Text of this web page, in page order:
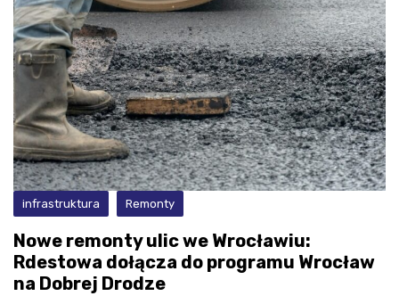
infrastruktura Remonty
Nowe remonty ulic we Wrocławiu:
Rdestowa dołącza do programu Wrocław
na Dobrej Drodze